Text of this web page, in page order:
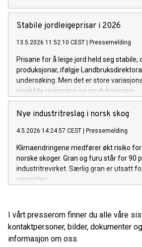
Stabile jordleigeprisar i 2026
13.5.2026 11:52:10 CEST | Pressemelding
Prisane for å leige jord held seg stabile,
produksjonar, ifølgje
undersøking. Men det er store
einskilde regionane og produksjonane.
Nye industritreslag i norsk skog
4.5.2026 14:24:57 CEST | Pressemelding
Klimaendringene medfører økt risiko
norske skoger. Gran og furu står for 90
industritrevirket. Særlig gran er utsatt
rapporten.
I vårt presserom finner du alle våre
kontaktpersoner, bilder, dokumenter
informasjon om oss.